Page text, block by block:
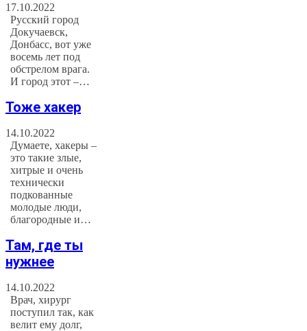
17.10.2022
Русский город
Докучаевск,
Донбасс, вот уже
восемь лет под
обстрелом врага.
И город этот –…
Тоже хакер
14.10.2022
Думаете, хакеры –
это такие злые,
хитрые и очень
технически
подкованные
молодые люди,
благородные и…
Там, где ты
нужнее
14.10.2022
Врач, хирург
поступил так, как
велит ему долг,